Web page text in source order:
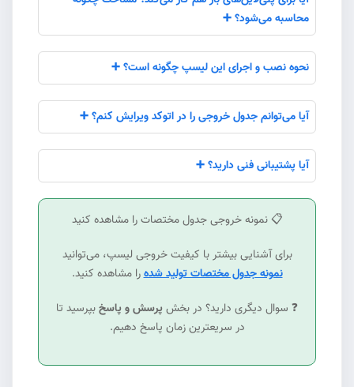
محاسبه می‌شود؟ ➕
نحوه نصب و اجرای این لیسپ چگونه است؟ ➕
آیا می‌توانم جدول خروجی را در اتوکد ویرایش کنم؟ ➕
آیا پشتیبانی فنی دارید؟ ➕
📋 نمونه خروجی جدول مختصات را مشاهده کنید
برای آشنایی بیشتر با کیفیت خروجی لیسپ، می‌توانید
نمونه جدول مختصات تولید شدهرا مشاهده کنید.
❓ سوال دیگری دارید؟ در بخشپرسش و پاسخبپرسید تا
در سریعترین زمان پاسخ دهیم.